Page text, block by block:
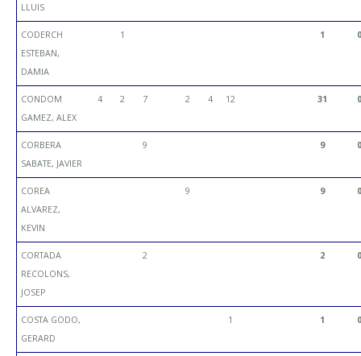
LLUIS
CODERCH
ESTEBAN,
DAMIA
1 1 0
CONDOM
GAMEZ, ALEX
4 2 7 2 4 12 31 0
CORBERA
SABATE, JAVIER
9 9 0
COREA
ALVAREZ,
KEVIN
9 9 0
CORTADA
RECOLONS,
JOSEP
2 2 0
COSTA GODO,
GERARD
1 1 0